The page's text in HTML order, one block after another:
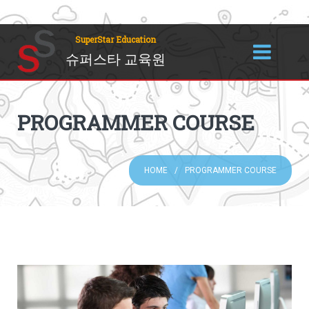
SuperStar Education
슈퍼스타 교육원
PROGRAMMER COURSE
HOME PROGRAMMER COURSE